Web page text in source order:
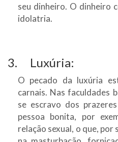
seu dinheiro. O dinheiro
idolatria.
3. Luxúria:
O pecado da luxúria
carnais. Nas faculdades
se escravo dos
pessoa bonita, por
relação sexual, o que, por